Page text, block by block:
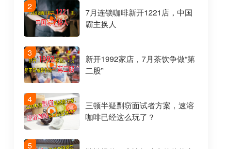
2
7月连锁咖啡新开1221店，中国
霸主换人
3
新开1992家店，7月茶饮争做“第
二股”
4
三顿半疑剽窃面试者方案，速溶
咖啡已经这么玩了？
5